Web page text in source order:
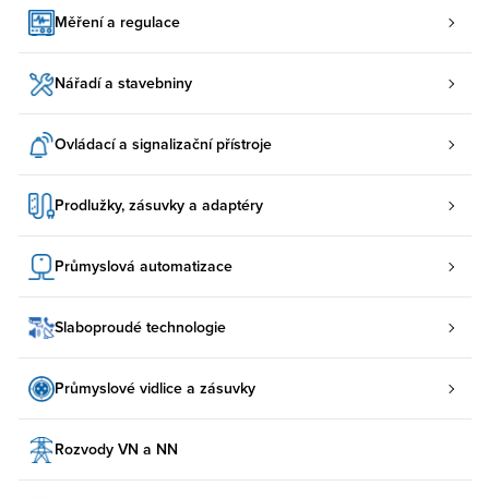
Měření a regulace
Nářadí a stavebniny
Ovládací a signalizační přístroje
Prodlužky, zásuvky a adaptéry
Průmyslová automatizace
Slaboproudé technologie
Průmyslové vidlice a zásuvky
Rozvody VN a NN